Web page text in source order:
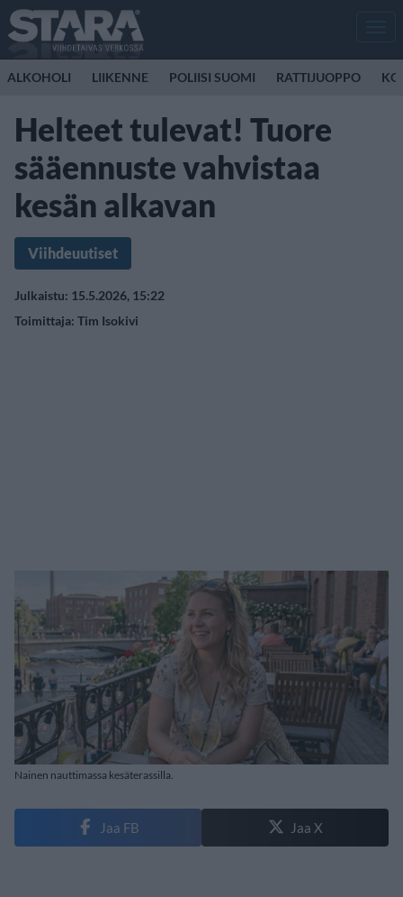
ALKOHOLI LIIKENNE POLIISI SUOMI RATTIJUOPPO
Helteet tulevat! Tuore
sääennuste vahvistaa
kesän alkavan
Viihdeuutiset
Julkaistu: 15.5.2026, 15:22
Toimittaja: Tim Isokivi
Nainen nauttimassa kesäterassilla.
Jaa FB Jaa X